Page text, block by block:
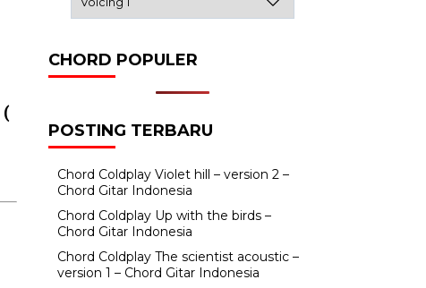
(
CHORD POPULER
POSTING TERBARU
Chord Coldplay Violet hill – version 2 –
Chord Gitar Indonesia
Chord Coldplay Up with the birds –
Chord Gitar Indonesia
Chord Coldplay The scientist acoustic –
version 1 – Chord Gitar Indonesia